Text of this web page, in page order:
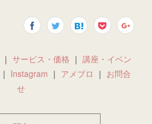
｜ サービス・価格 ｜ 講座・イベン
｜ Instagram ｜ アメブロ ｜ お問合
せ